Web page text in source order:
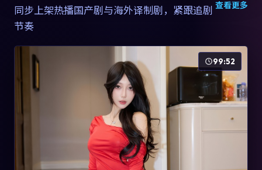
同步上架热播国产剧与海外译制剧，紧跟追剧
节奏
查看更多
99:52